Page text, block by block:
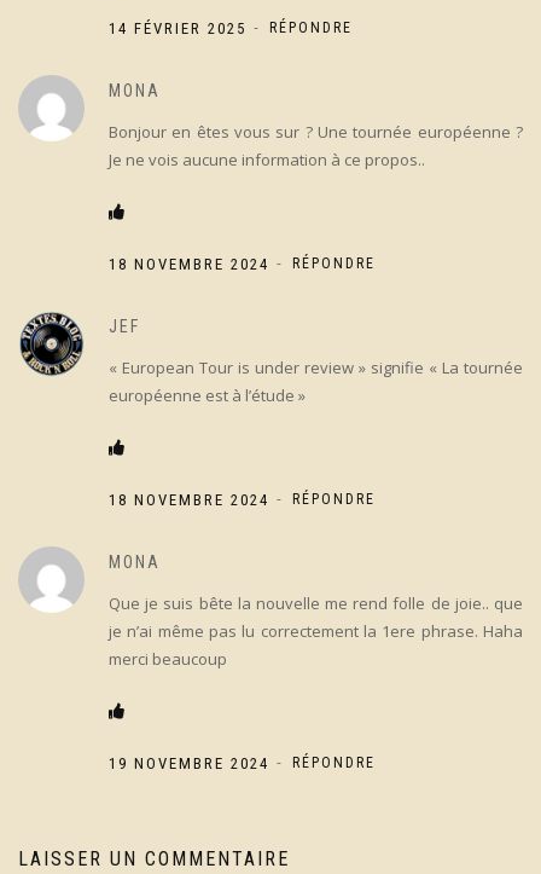
14 FÉVRIER 2025 - RÉPONDRE
MONA
Bonjour en êtes vous sur ? Une tournée européenne ?
Je ne vois aucune information à ce propos..
18 NOVEMBRE 2024 - RÉPONDRE
JEF
« European Tour is under review » signifie « La tournée
européenne est à l’étude »
18 NOVEMBRE 2024 - RÉPONDRE
MONA
Que je suis bête la nouvelle me rend folle de joie.. que
je n’ai même pas lu correctement la 1ere phrase. Haha
merci beaucoup
19 NOVEMBRE 2024 - RÉPONDRE
LAISSER UN COMMENTAIRE